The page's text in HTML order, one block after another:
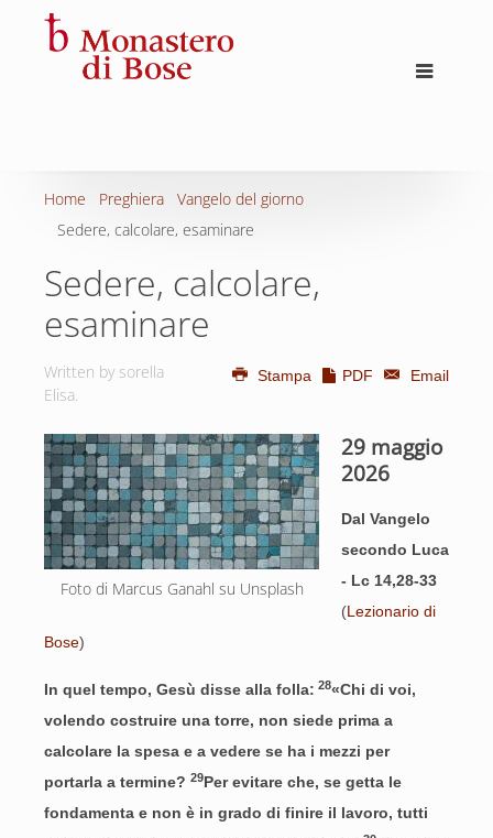
Home Preghiera
Vangelo del giorno
Sedere, calcolare, esaminare
Sedere, calcolare,
esaminare
Written by sorella
Elisa.
Stampa PDF Email
Foto di Marcus Ganahl su Unsplash
29 maggio
2026
Dal Vangelo
secondo Luca
- Lc 14,28-33
(Lezionario di
Bose)
In quel tempo, Gesù disse alla folla: 28«Chi di voi,
volendo costruire una torre, non siede prima a
calcolare la spesa e a vedere se ha i mezzi per
portarla a termine? 29Per evitare che, se getta le
fondamenta e non è in grado di finire il lavoro, tutti